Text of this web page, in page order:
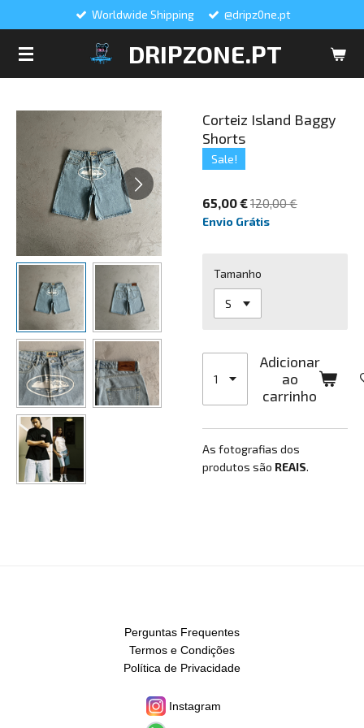
DRIPZONE.PT
Worldwide Shipping @dripz0ne.pt
Corteiz Island Baggy
Shorts
Sale!
65,00 €120,00 €
Envio Grátis
Tamanho
Adicionar
ao
carrinho
As fotografias dos
produtos são REAIS.
Perguntas Frequentes
Termos e Condições
Política de Privacidade
Instagram